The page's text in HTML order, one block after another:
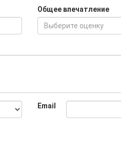
Общее впечатление
Выберите оценку
Email